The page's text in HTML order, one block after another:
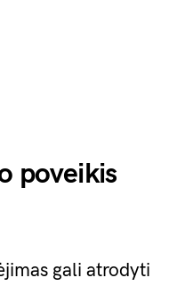
poveikis
gali atrodyti